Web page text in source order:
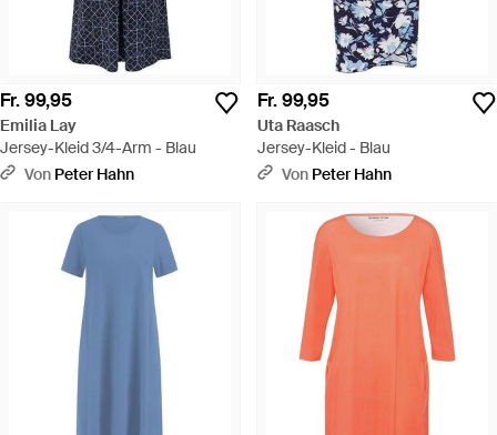
Fr. 99,95
Emilia Lay
Jersey-Kleid 3/4-Arm - Blau
Von Peter Hahn
Fr. 99,95
Uta Raasch
Jersey-Kleid - Blau
Von Peter Hahn